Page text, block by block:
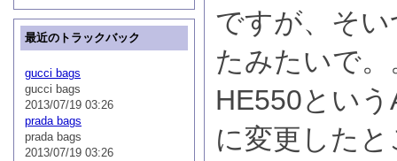
ですが、そ
たみたいで
HE550とい
に変更した
最近のトラックバック
gucci bags
gucci bags
2013/07/19 03:26
prada bags
prada bags
2013/07/19 03:26